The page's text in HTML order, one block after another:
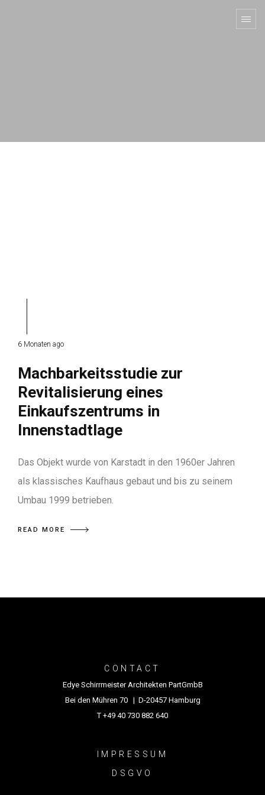
6 Monaten ago
Machbarkeitsstudie zur
Revitalisierung eines
Einkaufszentrums in
Innenstadtlage
Das Objekt wurde von Karstadt in den 1960er Jahren
als klassisches Kaufhaus gebaut und bis zu seinem
Umbau 1999 betrieben.
READ MORE
CONTACT
Edye Schirrmeister Architekten PartGmbB
Bei den Mühren 70 | D-20457 Hamburg
T +49 40 730 882 640
IMPRESSUM
DSGVO